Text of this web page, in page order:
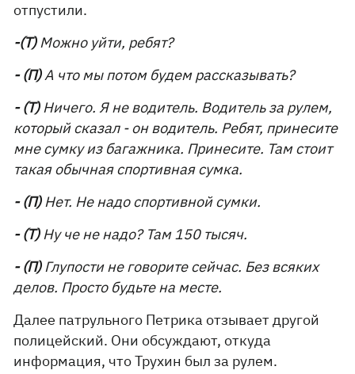
отпустили.
-(Т)Можно уйти, ребят?
- (П)А что мы потом будем рассказывать?
- (Т)Ничего. Я не водитель. Водитель за рулем,
который сказал - он водитель. Ребят, принесите
мне сумку из багажника. Принесите. Там стоит
такая обычная спортивная сумка.
- (П)Нет. Не надо спортивной сумки.
- (Т)Ну че не надо? Там 150 тысяч.
- (П)Глупости не говорите сейчас. Без всяких
делов. Просто будьте на месте.
Далее патрульного Петрика отзывает другой
полицейский. Они обсуждают, откуда
информация, что Трухин был за рулем.